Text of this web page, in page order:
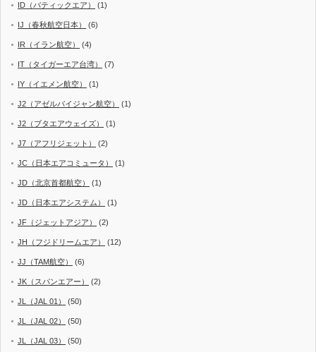
ID（バティックエア） (1)
IJ（春秋航空日本） (6)
IR（イラン航空） (4)
IT（タイガーエア台湾） (7)
IY（イエメン航空） (1)
J2（アゼルバイジャン航空） (1)
J2（ブタエアウェイズ） (1)
J7（アフリジェット） (2)
JC（日本エアコミュータ） (1)
JD（北京首都航空） (1)
JD（日本エアシステム） (1)
JF（ジェットアジア） (2)
JH（フジドリームエア） (12)
JJ（TAM航空） (6)
JK（スパンエアー） (2)
JL（JAL 01） (50)
JL（JAL 02） (50)
JL（JAL 03） (50)